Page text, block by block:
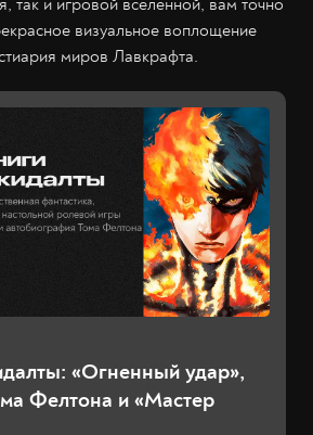
визуальное воплощение
миров Лавкрафта.
«Огненный удар»,
Фелтона и «Мастер